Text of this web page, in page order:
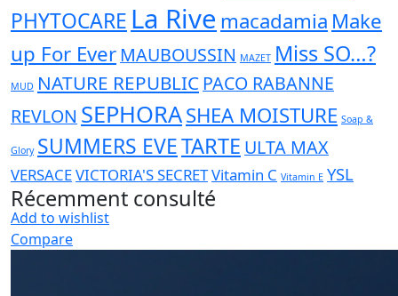
PHYTOCARE La Rive macadamia Make
up For Ever MAUBOUSSIN MAZET Miss SO…?
MUD NATURE REPUBLIC PACO RABANNE
REVLON SEPHORASHEA MOISTURE Soap &
Glory SUMMERS EVETARTE ULTA MAX
VERSACEVICTORIA'S SECRETVitamin C Vitamin E YSL
Récemment consulté
Add to wishlist
Compare